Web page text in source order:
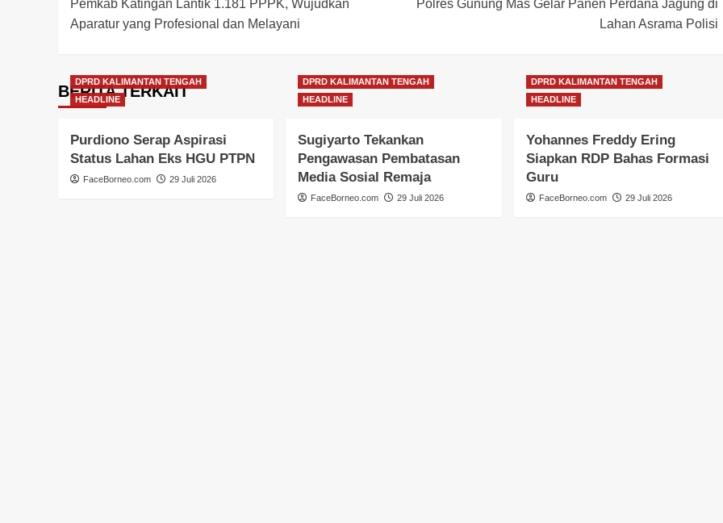
navigation
Pemkab Katingan Lantik 1.181 PPPK, Wujudkan
Aparatur yang Profesional dan Melayani
Polres Gunung Mas Gelar Panen Perdana Jagung di
Lahan Asrama Polisi
BERITA TERKAIT
DPRD KALIMANTAN TENGAH
HEADLINE
Purdiono Serap Aspirasi
Status Lahan Eks HGU PTPN
FaceBorneo.com 29 Juli 2026
DPRD KALIMANTAN TENGAH
HEADLINE
Sugiyarto Tekankan
Pengawasan Pembatasan
Media Sosial Remaja
FaceBorneo.com 29 Juli 2026
DPRD KALIMANTAN TENGAH
HEADLINE
Yohannes Freddy Ering
Siapkan RDP Bahas Formasi
Guru
FaceBorneo.com 29 Juli 2026